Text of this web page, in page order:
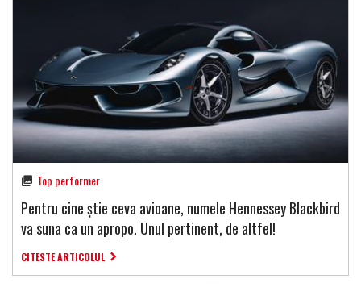
Top performer
Pentru cine știe ceva avioane, numele Hennessey Blackbird
va suna ca un apropo. Unul pertinent, de altfel!
CITESTE ARTICOLUL